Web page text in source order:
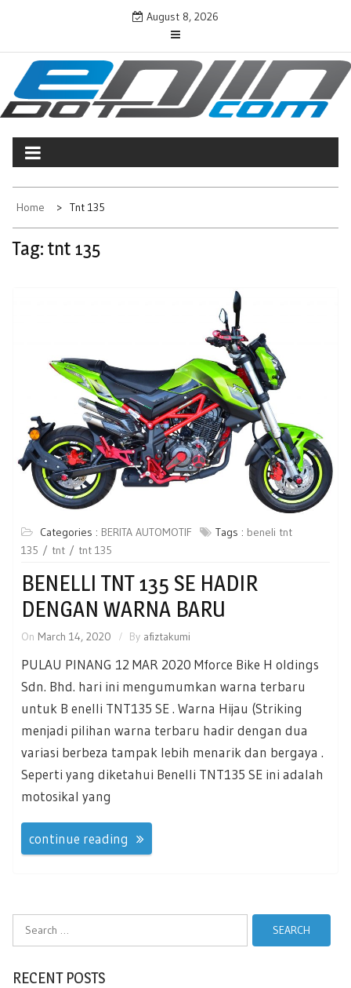
August 8, 2026
ENJINDOTCOM
Perjalanan Dunia Permotoran
Home Tnt 135
Tag: tnt 135
Categories : BERITA AUTOMOTIF Tags : beneli tnt
135
tnt tnt 135
BENELLI TNT 135 SE HADIR
DENGAN WARNA BARU
On March 14, 2020 By afiztakumi
PULAU PINANG 12 MAR 2020 Mforce Bike H oldings
Sdn. Bhd. hari ini mengumumkan warna terbaru
untuk B enelli TNT135 SE . Warna Hijau (Striking
menjadi pilihan warna terbaru hadir dengan dua
variasi berbeza tampak lebih menarik dan bergaya .
Seperti yang diketahui Benelli TNT135 SE ini adalah
motosikal yang
continue reading
RECENT POSTS